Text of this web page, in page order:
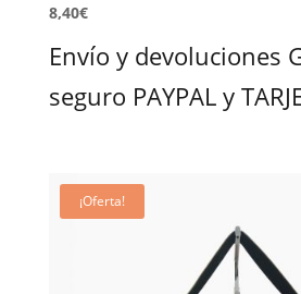
8,40€
Envío y devoluciones
seguro PAYPAL y
¡Oferta!